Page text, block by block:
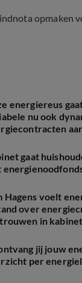
opmaken
energiereus
nu ook
gaat
Hagens voelt
over
in
jij jouw
per